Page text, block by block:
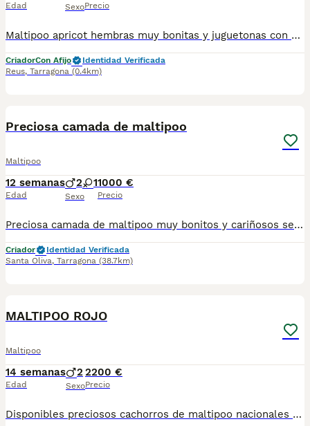
Edad SexoPrecio
Maltipoo apricot hembras muy bonitas y juguetonas con cartilla sanitaria vacuna chip desparasitación con garantía víricas y congenitas
CriadorCon Afijo
Identidad Verificada
Reus, Tarragona (0.4km)
Preciosa camada de maltipoo
Maltipoo
12 semanas
Edad
2 1
Sexo
1000 €
Precio
Preciosa camada de maltipoo muy bonitos y cariñosos se entregan con 3 vacunas 4 desparasitaciones y el chip que lo da de alta mi veterinario y garantías por escrito de 10 días de enfermedades víricas y 6 meses de congénitas, el precio 1000 euros los machos y 1200 euros la hembra
Criador
Identidad Verificada
Santa Oliva, Tarragona (38.7km)
MALTIPOO ROJO
Maltipoo
14 semanas
Edad
2
Sexo
2200 €
Precio
Disponibles preciosos cachorros de maltipoo nacionales criados en nuestras instalaciones, en un ambiente familiar y responsable. Nuestros cachorros se entregan con cartilla de primera vacunación, vacunas correspondientes a su edad, desparasitados interna y externamente, y con microchip implantado y dado de alta. Además, realizamos un contrato de garantía que incluye: • Garantía vírica de 15 días. • Garantía congénita de 1 año. Desde la fecha de entrega del cachorro. Nos comprometemos al 100% con la salud, el bienestar y el cuidado de nuestros pequeños. Disponemos de Núcleo Zoológico Para más información, imágenes o cualquier consulta sin compromiso, pueden contactar con nosotros en los teléfonos: CRISTINA 📞 722 788 399 📞 932 514 529